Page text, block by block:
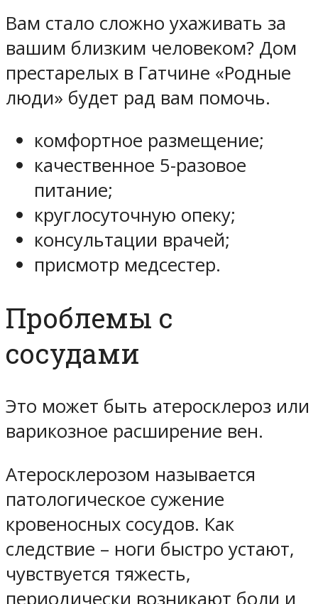
Вам стало сложно ухаживать за
вашим близким человеком? Дом
престарелых в Гатчине «Родные
люди» будет рад вам помочь.
комфортное размещение;
качественное 5-разовое
питание;
круглосуточную опеку;
консультации врачей;
присмотр медсестер.
Проблемы с
сосудами
Это может быть атеросклероз или
варикозное расширение вен.
Атеросклерозом называется
патологическое сужение
кровеносных сосудов. Как
следствие – ноги быстро устают,
чувствуется тяжесть,
периодически возникают боли и